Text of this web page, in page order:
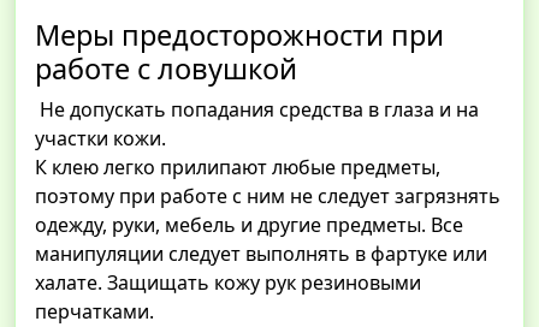
Меры предосторожности при
работе с ловушкой
Не допускать попадания средства в глаза и на
участки кожи.
К клею легко прилипают любые предметы,
поэтому при работе с ним не следует загрязнять
одежду, руки, мебель и другие предметы. Все
манипуляции следует выполнять в фартуке или
халате. Защищать кожу рук резиновыми
перчатками.